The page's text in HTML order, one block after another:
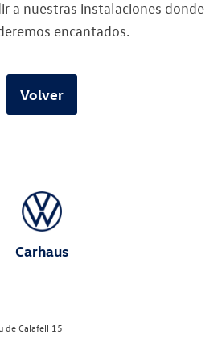
a nuestras instalaciones donde
encantados.
Volver
Carhaus
de Calafell 15